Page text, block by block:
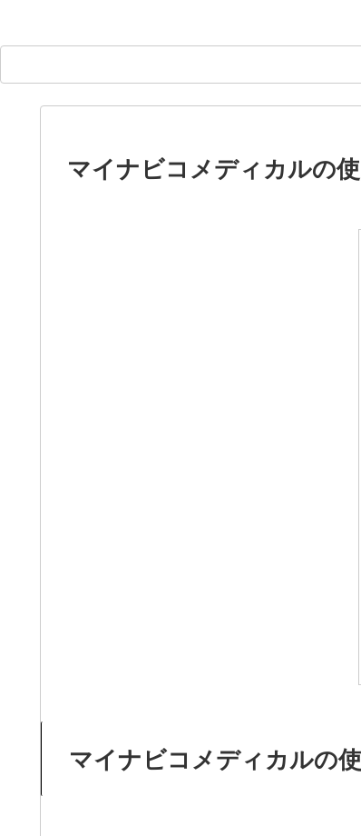
マイナビコメディカルの
マイナビコメディカルの